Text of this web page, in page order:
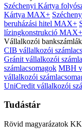
Széchenyi Kártya
Kártya MAX+
beruházási hitel MAX+
lízingkonstrukció MAX+
Vállalkozói
CIB vállalkozói
Gránit vállalkozói
számlacsomagok MBH
vállalkozói
UniCredit vállalkozói
Tudástár
Rövid magyarázatok